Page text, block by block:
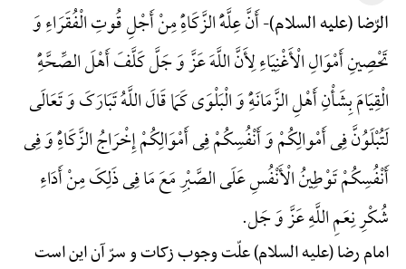
الرّضا (علیه السلام)-أَنَّ عِلَّهًَْ الزَّکَاهًِْ مِنْ أَجْلِ قُوتِ الْفُقَرَاءِ وَ
تَحْصِینِ أَمْوَالِ الْأَغْنِیَاءِ لِأَنَّ اللَّهَ عَزَّ وَ جَلَّ کَلَّفَ أَهْلَ الصِّحَّهًِْ
الْقِیَامَ بِشَأْنِ أَهْلِ الزَّمَانَهًِْ وَ الْبَلْوَی کَمَا قَالَ اللَّهُ تَبَارَکَ وَ تَعَالَی
لَتُبْلَوُنَّ فِی أَمْوالِکُمْ وَ أَنْفُسِکُمْ فِی أَمْوَالِکُمْ إِخْرَاجُ الزَّکَاهًِْ وَ فِی
أَنْفُسِکُمْ تَوْطِینُ الْأَنْفُسِ عَلَی الصَّبْرِ مَعَ مَا فِی ذَلِکَ مِنْ أَدَاءِ
شُکْرِ نِعَمِ اللَّهِ عَزَّ وَ جَل.
امام رضا (علیه السلام) علّت وجوب زکات و سرّ آن این است